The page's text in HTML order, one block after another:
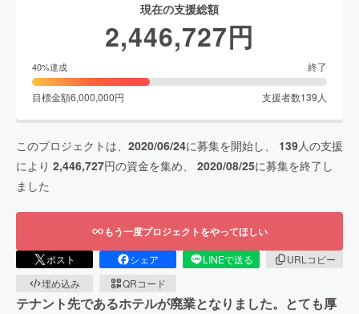
現在の支援総額
2,446,727円
40%達成 終了
目標金額6,000,000円 支援者数139 人
このプロジェクトは、 2020/06/24に募集を開始し、 139人の支援
により 2,446,727円の資金を集め、 2020/08/25に募集を終了し
ました
もう一度プロジェクトをやってほしい
ポスト シェア LINEで送る
URLコピー
埋め込み
QRコード
テナント先であるホテルが廃業となりました。とても厚